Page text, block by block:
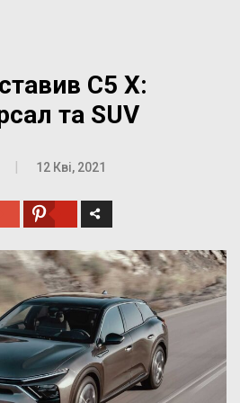
C5 X:
та SUV
12 Кві, 2021